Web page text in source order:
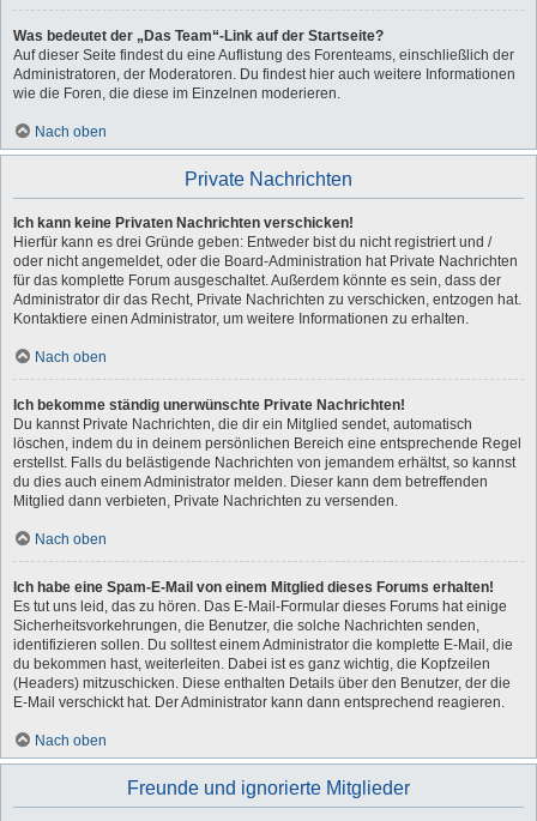
Was bedeutet der „Das Team“-Link auf der Startseite?
Auf dieser Seite findest du eine Auflistung des Forenteams, einschließlich der
Administratoren, der Moderatoren. Du findest hier auch weitere Informationen
wie die Foren, die diese im Einzelnen moderieren.
Nach oben
Private Nachrichten
Ich kann keine Privaten Nachrichten verschicken!
Hierfür kann es drei Gründe geben: Entweder bist du nicht registriert und /
oder nicht angemeldet, oder die Board-Administration hat Private Nachrichten
für das komplette Forum ausgeschaltet. Außerdem könnte es sein, dass der
Administrator dir das Recht, Private Nachrichten zu verschicken, entzogen hat.
Kontaktiere einen Administrator, um weitere Informationen zu erhalten.
Nach oben
Ich bekomme ständig unerwünschte Private Nachrichten!
Du kannst Private Nachrichten, die dir ein Mitglied sendet, automatisch
löschen, indem du in deinem persönlichen Bereich eine entsprechende Regel
erstellst. Falls du belästigende Nachrichten von jemandem erhältst, so kannst
du dies auch einem Administrator melden. Dieser kann dem betreffenden
Mitglied dann verbieten, Private Nachrichten zu versenden.
Nach oben
Ich habe eine Spam-E-Mail von einem Mitglied dieses Forums erhalten!
Es tut uns leid, das zu hören. Das E-Mail-Formular dieses Forums hat einige
Sicherheitsvorkehrungen, die Benutzer, die solche Nachrichten senden,
identifizieren sollen. Du solltest einem Administrator die komplette E-Mail, die
du bekommen hast, weiterleiten. Dabei ist es ganz wichtig, die Kopfzeilen
(Headers) mitzuschicken. Diese enthalten Details über den Benutzer, der die
E-Mail verschickt hat. Der Administrator kann dann entsprechend reagieren.
Nach oben
Freunde und ignorierte Mitglieder